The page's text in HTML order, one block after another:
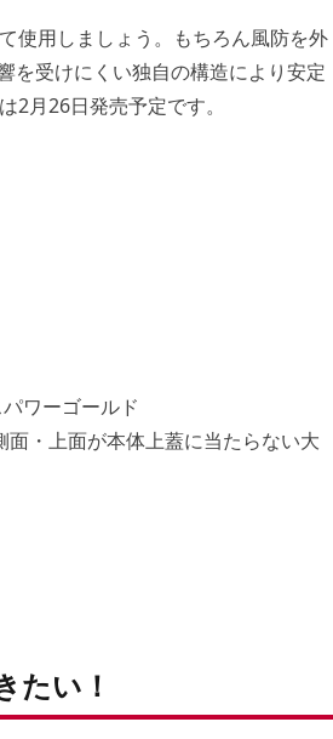
使用しましょう。もちろん風防を外
を受けにくい独自の構造により安定
2月26日発売予定です。
ワーゴールド
・上面が本体上蓋に当たらない大
たい！